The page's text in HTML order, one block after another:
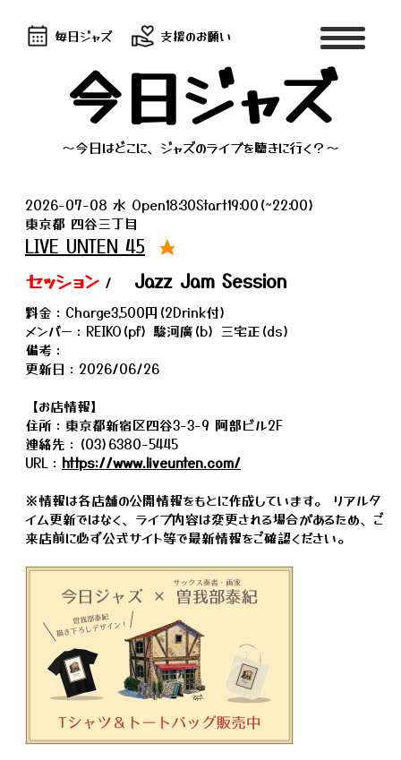
毎日ジャズ 支援のお願い
今日ジャズ
～今日はどこに、ジャズのライブを聴きに行く？～
2026-07-08 水 Open18:30Start19:00(~22:00)
東京都 四谷三丁目
LIVE UNTEN 45 ★
セッション / Jazz Jam Session
料金：Charge3,500円(2Drink付)
メンバー：REIKO(pf) 駿河廣(b) 三宅正(ds)
備考：
更新日：2026/06/26
【お店情報】
住所：東京都新宿区四谷3-3-9 阿部ビル2F
連絡先：(03)6380-5445
URL： https://www.liveunten.com/
※情報は各店舗の公開情報をもとに作成しています。 リアルタ
イム更新ではなく、ライブ内容は変更される場合があるため、ご
来店前に必ず公式サイト等で最新情報をご確認ください。